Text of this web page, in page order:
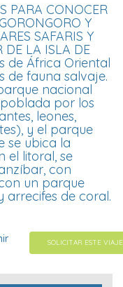
PARA CONOCER
Y
SAFARIS Y
DE LA ISLA DE
de África Oriental
de fauna salvaje.
nacional
por los
leones,
y el parque
se ubica la
el litoral, se
con
un parque
arrecifes de coral.
SOLICITAR ESTE VIAJE